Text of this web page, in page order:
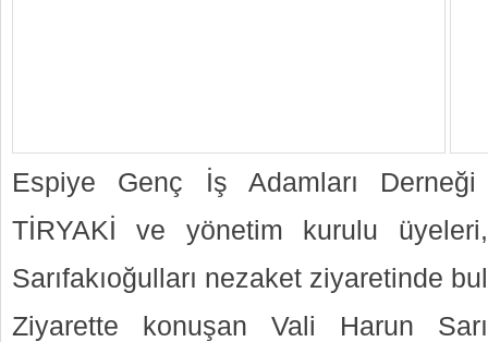
Espiye Genç İş Adamları
TİRYAKİ ve yönetim kurulu
Sarıfakıoğulları nezaket ziyaretinde
Ziyarette konuşan Vali Harun